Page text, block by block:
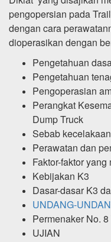
pengopersian pada
dengan cara
dioperasikan dengan
Pengetahuan
Pengetahuan
Pengoperasian
Perangkat
Dump Truck
Sebab
Perawatan dan
Faktor-faktor
Kebijakan K3
Dasar-dasar K3
UNDANG-
Permenaker No.
UJIAN